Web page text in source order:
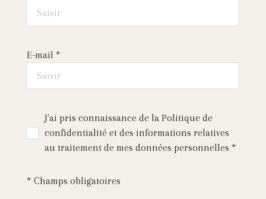
E-mail *
J'ai pris connaissance de la Politique de
confidentialité et des informations relatives
au traitement de mes données personnelles *
* Champs obligatoires